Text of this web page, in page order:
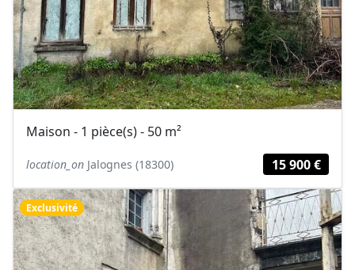
Maison - 1 pièce(s) - 50 m²
location_on Jalognes (18300) 15 900 €
Exclusivité